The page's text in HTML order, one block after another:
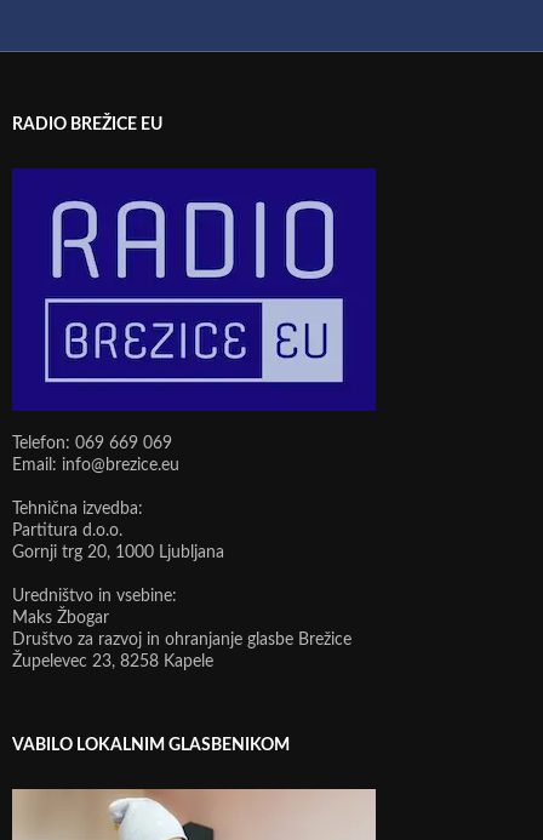
RADIO BREŽICE EU
Telefon: 069 669 069
Email: info@brezice.eu
Tehnična izvedba:
Partitura d.o.o.
Gornji trg 20, 1000 Ljubljana
Uredništvo in vsebine:
Maks Žbogar
Društvo za razvoj in ohranjanje glasbe Brežice
Župelevec 23, 8258 Kapele
VABILO LOKALNIM GLASBENIKOM